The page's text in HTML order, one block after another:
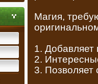
Магия,
1.
2.
3. Позволяет